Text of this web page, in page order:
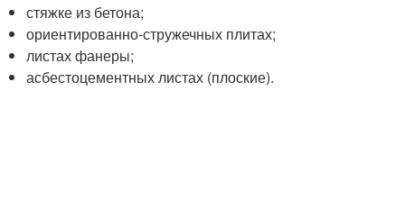
стяжке из бетона;
ориентированно-стружечных плитах;
листах фанеры;
асбестоцементных листах (плоские).